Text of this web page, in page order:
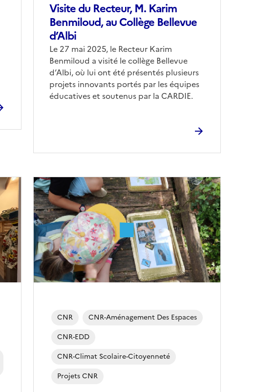
Visite du Recteur, M. Karim
Benmiloud, au Collège Bellevue
d’Albi
Corps
Le 27 mai 2025, le Recteur Karim
Benmiloud a visité le collège Bellevue
d’Albi, où lui ont été présentés plusieurs
projets innovants portés par les équipes
éducatives et soutenus par la CARDIE.
CNR
CNR-Aménagement Des Espaces
CNR-EDD
CNR-Climat Scolaire-Citoyenneté
Projets CNR
Image
de
couverture
(conseillée)